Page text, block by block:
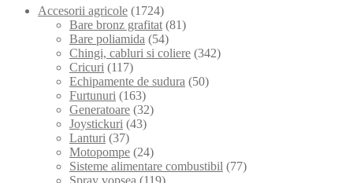
Accesorii agricole (1724)
Bare bronz grafitat (81)
Bare poliamida (54)
Chingi, cabluri si coliere (342)
Cricuri (117)
Echipamente de sudura (50)
Furtunuri (163)
Generatoare (32)
Joystickuri (43)
Lanturi (37)
Motopompe (24)
Sisteme alimentare combustibil (77)
Spray vopsea (119)